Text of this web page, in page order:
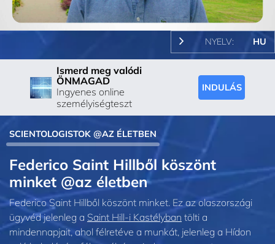
Video
NYELV: HU
Ismerd meg valódi
ÖNMAGAD
Ingyenes online
személyiségteszt
INDULÁS
SCIENTOLOGISTOK @AZ ÉLETBEN
Federico Saint Hillből köszönt
minket @az életben
Federico Saint Hillből köszönt minket. Ez az olaszországi
ügyvéd jelenleg a Saint Hill-i Kastélyban tölti a
mindennapjait, ahol félretéve a munkát, jelenleg a Hídon